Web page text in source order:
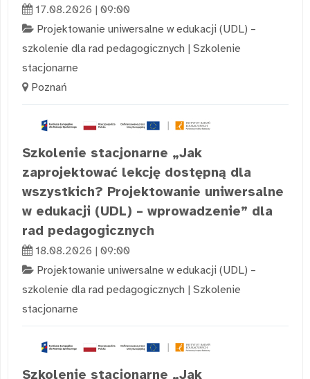
17.08.2026 | 09:00
Projektowanie uniwersalne w edukacji (UDL) –
szkolenie dla rad pedagogicznych | Szkolenie
stacjonarne
Poznań
Szkolenie stacjonarne „Jak
zaprojektować lekcję dostępną dla
wszystkich? Projektowanie uniwersalne
w edukacji (UDL) – wprowadzenie” dla
rad pedagogicznych
18.08.2026 | 09:00
Projektowanie uniwersalne w edukacji (UDL) –
szkolenie dla rad pedagogicznych | Szkolenie
stacjonarne
Szkolenie stacjonarne „Jak